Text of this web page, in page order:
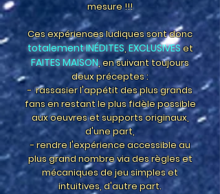
mesure !!!
Ces expériences ludiques sont donc
totalement INÉDITES,EXCLUSIVESet
FAITES MAISON, en suivant toujours
deux préceptes :
- rassasier l'appétit des plus grands
fans en restant le plus fidèle possible
aux oeuvres et supports originaux,
d'une part,
- rendre l'expérience accessible au
plus grand nombre via des règles et
mécaniques de jeu simples et
intuitives, d'autre part.